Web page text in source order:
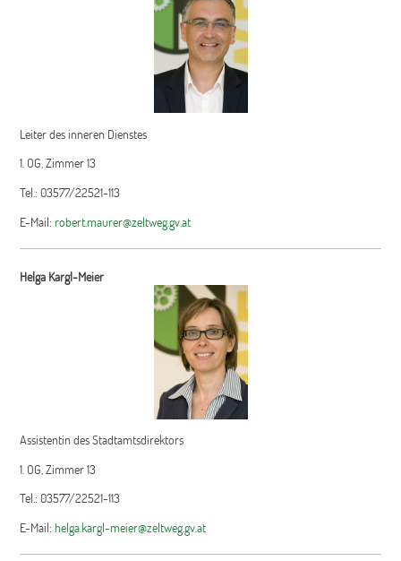
Leiter des inneren Dienstes
1. OG, Zimmer 13
Tel.: 03577/22521-113
E-Mail:robert.maurer@zeltweg.gv.at
Helga Kargl-Meier
Assistentin des Stadtamtsdirektors
1. OG, Zimmer 13
Tel.: 03577/22521-113
E-Mail:helga.kargl-meier@zeltweg.gv.at